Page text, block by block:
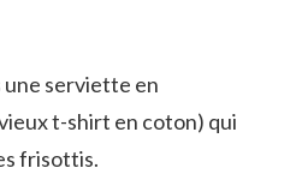
serviette en
t-shirt en coton) qui
frisottis.